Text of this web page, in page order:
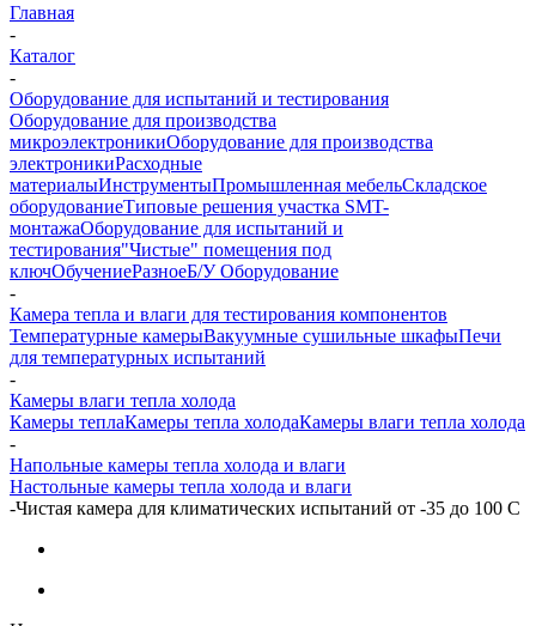
Главная
-
Каталог
-
Оборудование для испытаний и тестирования
Оборудование для производства
микроэлектроникиОборудование для производства
электроникиРасходные
материалыИнструментыПромышленная мебельСкладское
оборудованиеТиповые решения участка SMT-
монтажаОборудование для испытаний и
тестирования"Чистые" помещения под
ключОбучениеРазноеБ/У Оборудование
-
Камера тепла и влаги для тестирования компонентов
Температурные камерыВакуумные сушильные шкафыПечи
для температурных испытаний
-
Камеры влаги тепла холода
Камеры теплаКамеры тепла холодаКамеры влаги тепла холода
-
Напольные камеры тепла холода и влаги
Настольные камеры тепла холода и влаги
-Чистая камера для климатических испытаний от -35 до 100 С